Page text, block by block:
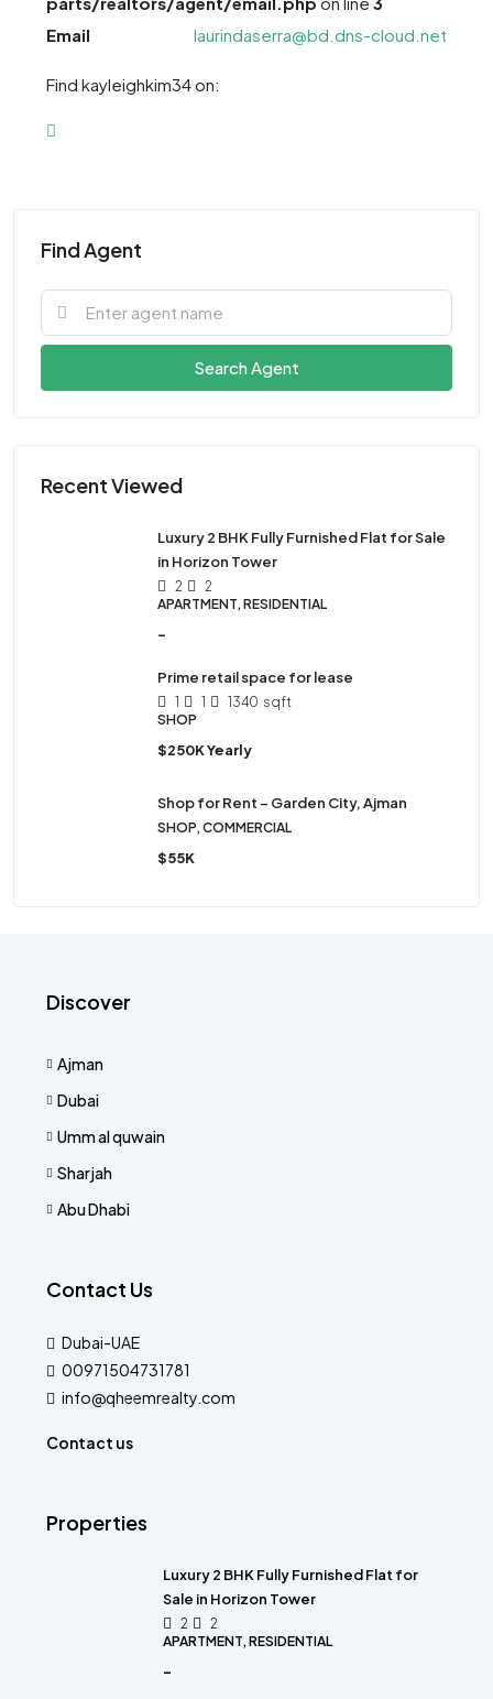
Email
laurindaserra@bd.dns-cloud.net
Find kayleighkim34 on:
Find Agent
Search Agent
Recent Viewed
Luxury 2 BHK Fully Furnished Flat for Sale
in Horizon Tower
2
2
APARTMENT, RESIDENTIAL
-
Prime retail space for lease
1 1 1340 sqft
SHOP
$250K Yearly
Shop for Rent – Garden City, Ajman
SHOP, COMMERCIAL
$55K
Discover
Ajman
Dubai
Umm al quwain
Sharjah
Abu Dhabi
Contact Us
Dubai-UAE
00971504731781
info@qheemrealty.com
Contact us
Properties
Luxury 2 BHK Fully Furnished Flat for
Sale in Horizon Tower
2
2
APARTMENT, RESIDENTIAL
-